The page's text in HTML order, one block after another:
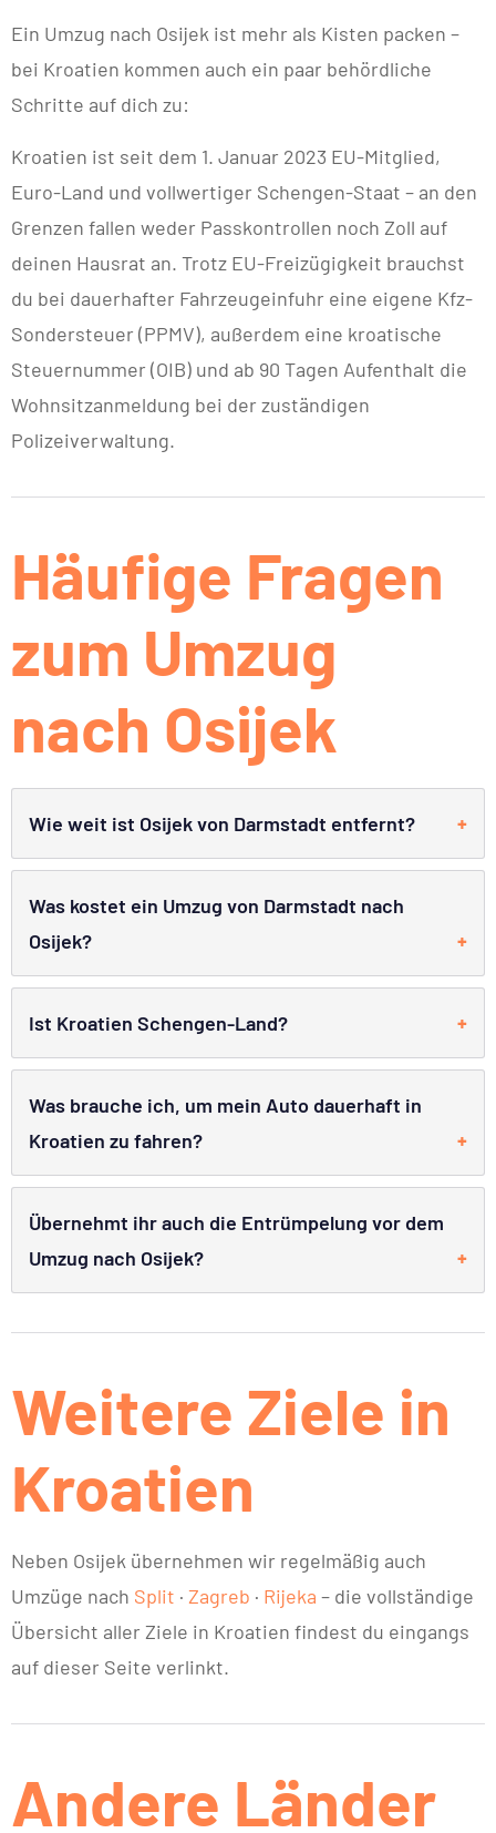
Ein Umzug nach Osijek ist mehr als Kisten packen –
bei Kroatien kommen auch ein paar behördliche
Schritte auf dich zu:
Kroatien ist seit dem 1. Januar 2023 EU-Mitglied,
Euro-Land und vollwertiger Schengen-Staat – an den
Grenzen fallen weder Passkontrollen noch Zoll auf
deinen Hausrat an. Trotz EU-Freizügigkeit brauchst
du bei dauerhafter Fahrzeugeinfuhr eine eigene Kfz-
Sondersteuer (PPMV), außerdem eine kroatische
Steuernummer (OIB) und ab 90 Tagen Aufenthalt die
Wohnsitzanmeldung bei der zuständigen
Polizeiverwaltung.
Häufige Fragen
zum Umzug
nach Osijek
Wie weit ist Osijek von Darmstadt entfernt?
Was kostet ein Umzug von Darmstadt nach
Osijek?
Ist Kroatien Schengen-Land?
Was brauche ich, um mein Auto dauerhaft in
Kroatien zu fahren?
Übernehmt ihr auch die Entrümpelung vor dem
Umzug nach Osijek?
Weitere Ziele in
Kroatien
Neben Osijek übernehmen wir regelmäßig auch
Umzüge nach Split · Zagreb · Rijeka – die vollständige
Übersicht aller Ziele in Kroatien findest du eingangs
auf dieser Seite verlinkt.
Andere Länder